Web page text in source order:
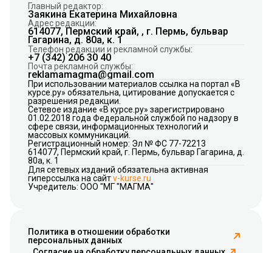
Главный редактор:
Заякина Екатерина Михайловна
Адрес редакции:
614077, Пермский край, , г. Пермь, бульвар
Гагарина, д. 80а, к. 1
Телефон редакции и рекламной службы:
+7 (342) 206 30 40
Почта рекламной службы:
reklamamagma@gmail.com
При использовании материалов ссылка на портал «В
курсе.ру» обязательна, цитирование допускается с
разрешения редакции.
Сетевое издание «В курсе.ру» зарегистрировано
01.02.2018 года Федеральной службой по надзору в
сфере связи, информационных технологий и
массовых коммуникаций.
Регистрационный номер: Эл № ФС 77-72213
614077, Пермский край, г. Пермь, бульвар Гагарина, д.
80а, к. 1
Для сетевых изданий обязательна активная
гиперссылка на сайтv-kurse.ru
Учредитель: ООО "МГ "МАГМА"
Политика в отношении обработки
персональных данных